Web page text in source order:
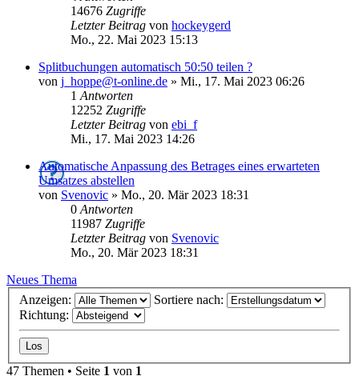
14676 Zugriffe
Letzter Beitrag von hockeygerd
Mo., 22. Mai 2023 15:13
Splitbuchungen automatisch 50:50 teilen ?
von j_hoppe@t-online.de » Mi., 17. Mai 2023 06:26
1 Antworten
12252 Zugriffe
Letzter Beitrag von ebi_f
Mi., 17. Mai 2023 14:26
Automatische Anpassung des Betrages eines erwarteten
Umsatzes abstellen
von Svenovic » Mo., 20. Mär 2023 18:31
0 Antworten
11987 Zugriffe
Letzter Beitrag von Svenovic
Mo., 20. Mär 2023 18:31
Neues Thema
Anzeigen:
Sortiere nach:
Richtung:
47 Themen • Seite 1 von 1